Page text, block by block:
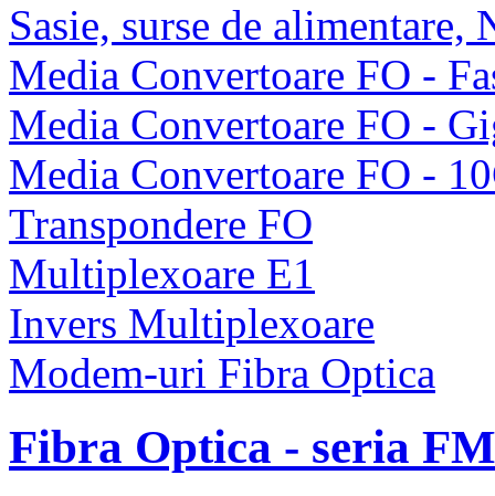
Sasie, surse de alimentare,
Media Convertoare FO -
Media Convertoare FO -
Media Convertoare FO -
Transpondere FO
Multiplexoare E1
Invers Multiplexoare
Modem-uri Fibra Optica
Fibra Optica - seria